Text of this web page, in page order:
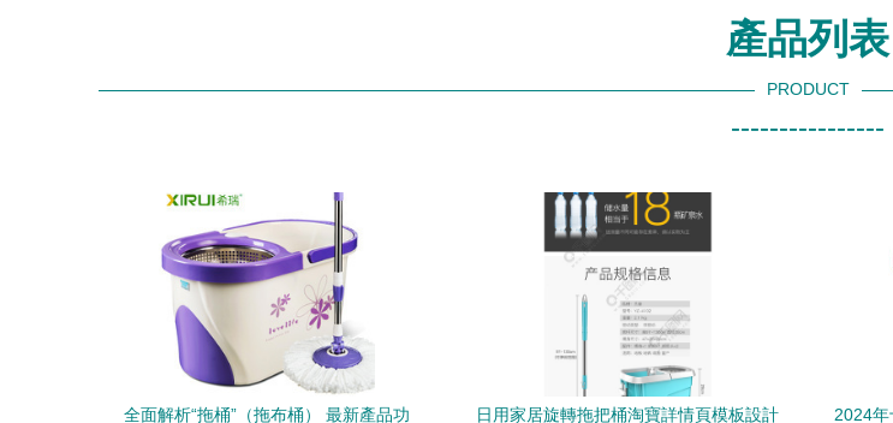
產品列表
PRODUCT
----------------
全面解析“拖桶”（拖布桶） 最新產品功
日用家居旋轉拖把桶淘寶詳情頁模板設計
2024